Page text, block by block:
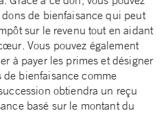
de bienfaisance qui peut
sur le revenu tout en aidant
Vous pouvez également
à payer les primes et désigner
bienfaisance comme
obtiendra un reçu
basé sur le montant du